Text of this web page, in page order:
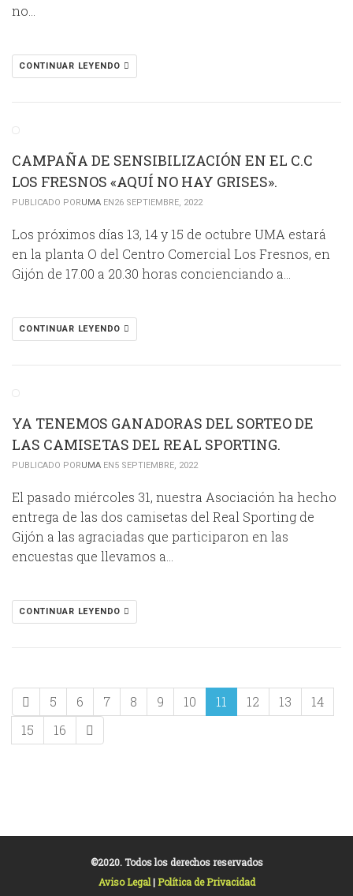
no…
CONTINUAR LEYENDO
CAMPAÑA DE SENSIBILIZACIÓN EN EL C.C
LOS FRESNOS «AQUÍ NO HAY GRISES».
PUBLICADO PORUMA EN26 SEPTIEMBRE, 2022
Los próximos días 13, 14 y 15 de octubre UMA estará
en la planta O del Centro Comercial Los Fresnos, en
Gijón de 17.00 a 20.30 horas concienciando a…
CONTINUAR LEYENDO
YA TENEMOS GANADORAS DEL SORTEO DE
LAS CAMISETAS DEL REAL SPORTING.
PUBLICADO PORUMA EN5 SEPTIEMBRE, 2022
El pasado miércoles 31, nuestra Asociación ha hecho
entrega de las dos camisetas del Real Sporting de
Gijón a las agraciadas que participaron en las
encuestas que llevamos a…
CONTINUAR LEYENDO
5 6 7 8 9 10 11 12 13
14
15
16
©2020. Todos los derechos reservados
Aviso Legal| Política de Privacidad